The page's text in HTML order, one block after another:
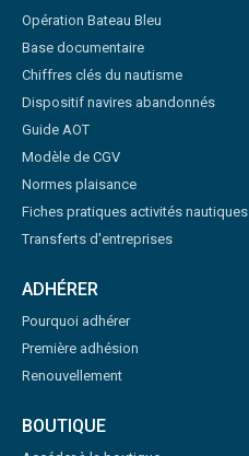
Opération Bateau Bleu
Base documentaire
Chiffres clés du nautisme
Dispositif navires abandonnés
Guide AOT
Modèle de CGV
Normes plaisance
Fiches pratiques activités nautiques
Transferts d'entreprises
ADHÉRER
Pourquoi adhérer
Première adhésion
Renouvellement
BOUTIQUE